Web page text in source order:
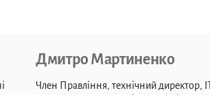
Дмитро Мартиненко
Член Правління, технічний директор,